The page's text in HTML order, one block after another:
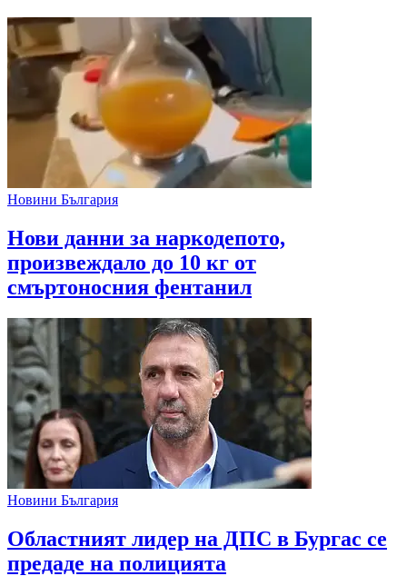
Новини България
Нови данни за наркодепото,
произвеждало до 10 кг от
смъртоносния фентанил
Новини България
Областният лидер на ДПС в Бургас се
предаде на полицията